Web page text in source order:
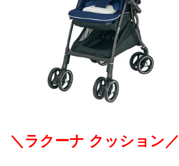
＼ラクーナ クッション／